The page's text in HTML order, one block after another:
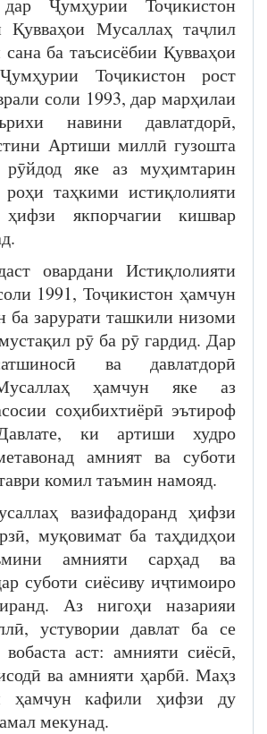
Қувваҳои Мусаллаҳ таҷлил
ба таъсисёбии Қувваҳои
Тоҷикистон рост
соли 1993, дар марҳилаи
навини давлатдорӣ,
Артиши миллӣ гузошта
яке аз муҳимтарин
таҳкими истиқлолияти
якпорчагии кишвар
овардани Истиқлолияти
1991, Тоҷикистон ҳамчун
ба зарурати ташкили низоми
рӯ ба рӯ гардид. Дар
ва давлатдорӣ
ҳамчун яке аз
соҳибихтиёрӣ эътироф
ки артиши худро
амният ва суботи
комил таъмин намояд.
вазифадоранд ҳифзи
муқовимат ба таҳдидҳои
амнияти сарҳад ва
суботи сиёсиву иҷтимоиро
Аз нигоҳи назарияи
устувории давлат ба се
аст: амнияти сиёсӣ,
ва амнияти ҳарбӣ. Маҳз
ҳамчун кафили ҳифзи ду
мекунад.